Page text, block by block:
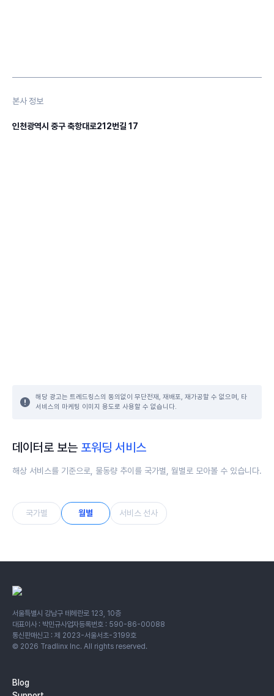
본사 정보
인천광역시 중구 축항대로212번길 17
해당 광고는 트레드링스의 동의없이 무단전재, 재배포, 재가공할 수 없으며, 타
서비스의 마케팅 이미지 용도로 사용할 수 없습니다.
데이터로 보는 포워딩 서비스
해상 서비스를 기준으로, 물동량 추이를 국가별, 월별로 모아볼 수 있습니다.
국가별 월별 서비스 선사
서울특별시 강남구 테헤란로 123, 10층
대표이사 : 박민규사업자등록번호 : 590-86-00088
통신판매신고 : 제 2023-서울서초-3199호
© 2026 Tradlinx Inc. All rights reserved.
Blog